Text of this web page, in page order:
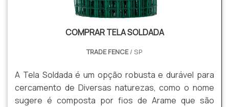
COMPRAR TELA SOLDADA
TRADE FENCE/ SP
A Tela Soldada é um opção robusta e durável para
cercamento de Diversas naturezas, como o nome
sugere é composta por fios de Arame que são